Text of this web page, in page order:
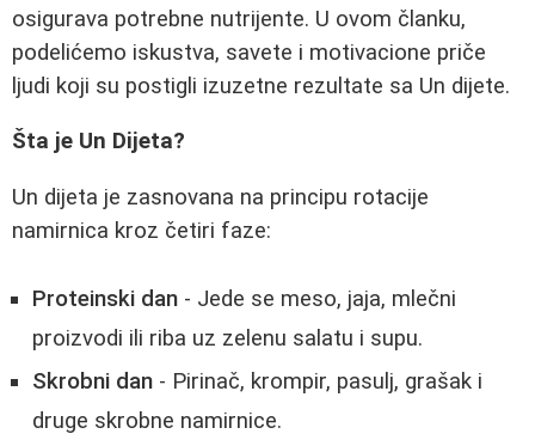
osigurava potrebne nutrijente. U ovom članku,
podelićemo iskustva, savete i motivacione priče
ljudi koji su postigli izuzetne rezultate sa Un dijete.
Šta je Un Dijeta?
Un dijeta je zasnovana na principu rotacije
namirnica kroz četiri faze:
Proteinski dan - Jede se meso, jaja, mlečni
proizvodi ili riba uz zelenu salatu i supu.
Skrobni dan - Pirinač, krompir, pasulj, grašak i
druge skrobne namirnice.